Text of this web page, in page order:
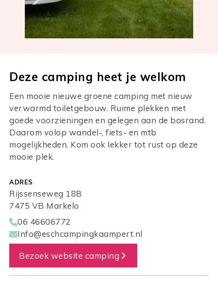
Deze camping heet je welkom
Een mooie nieuwe groene camping met nieuw
verwarmd toiletgebouw. Ruime plekken met
goede voorzieningen en gelegen aan de bosrand.
Daarom volop wandel-, fiets- en mtb
mogelijkheden. Kom ook lekker tot rust op deze
mooie plek.
ADRES
Rijssenseweg 18B
7475 VB Markelo
06 46606772
Info@eschcampingkaampert.nl
Bezoek website camping